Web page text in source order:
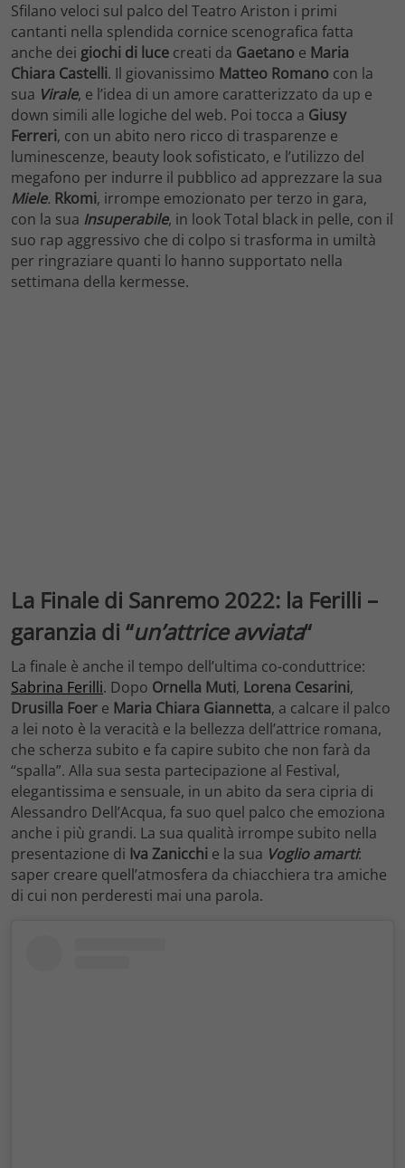
Sfilano veloci sul palco del Teatro Ariston i primi
cantanti nella splendida cornice scenografica fatta
anche dei giochi di luce creati da Gaetano e Maria
Chiara Castelli. Il giovanissimo Matteo Romano con la
sua Virale, e l’idea di un amore caratterizzato da up e
down simili alle logiche del web. Poi tocca a Giusy
Ferreri, con un abito nero ricco di trasparenze e
luminescenze, beauty look sofisticato, e l’utilizzo del
megafono per indurre il pubblico ad apprezzare la sua
Miele. Rkomi, irrompe emozionato per terzo in gara,
con la sua Insuperabile, in look Total black in pelle, con il
suo rap aggressivo che di colpo si trasforma in umiltà
per ringraziare quanti lo hanno supportato nella
settimana della kermesse.
La Finale di Sanremo 2022: la Ferilli –
garanzia di “un’attrice avviata“
La finale è anche il tempo dell’ultima co-conduttrice:
Sabrina Ferilli. Dopo Ornella Muti, Lorena Cesarini,
Drusilla Foer e Maria Chiara Giannetta, a calcare il palco
a lei noto è la veracità e la bellezza dell’attrice romana,
che scherza subito e fa capire subito che non farà da
“spalla”. Alla sua sesta partecipazione al Festival,
elegantissima e sensuale, in un abito da sera cipria di
Alessandro Dell’Acqua, fa suo quel palco che emoziona
anche i più grandi. La sua qualità irrompe subito nella
presentazione di Iva Zanicchi e la sua Voglio amarti:
saper creare quell’atmosfera da chiacchiera tra amiche
di cui non perderesti mai una parola.